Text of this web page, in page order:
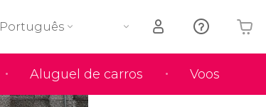
Aluguel de carros Voos
Português
O seu carrinho está vazio